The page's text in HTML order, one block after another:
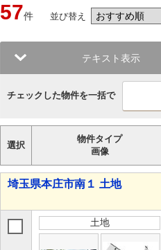
57件 並び替え
テキスト表示
チェックした物件を一括で
選択
物件タイプ
画像
埼玉県本庄市南１ 土地
土地